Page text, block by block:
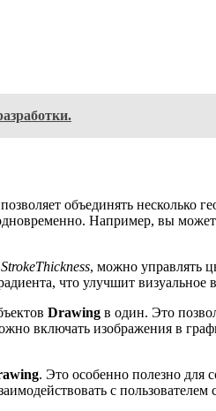
объединять несколько
Например, вы
StrokeThickness, можно управлять
что улучшит визуальное
Drawing в один. Это
включать изображения в
. Это особенно полезно для
с